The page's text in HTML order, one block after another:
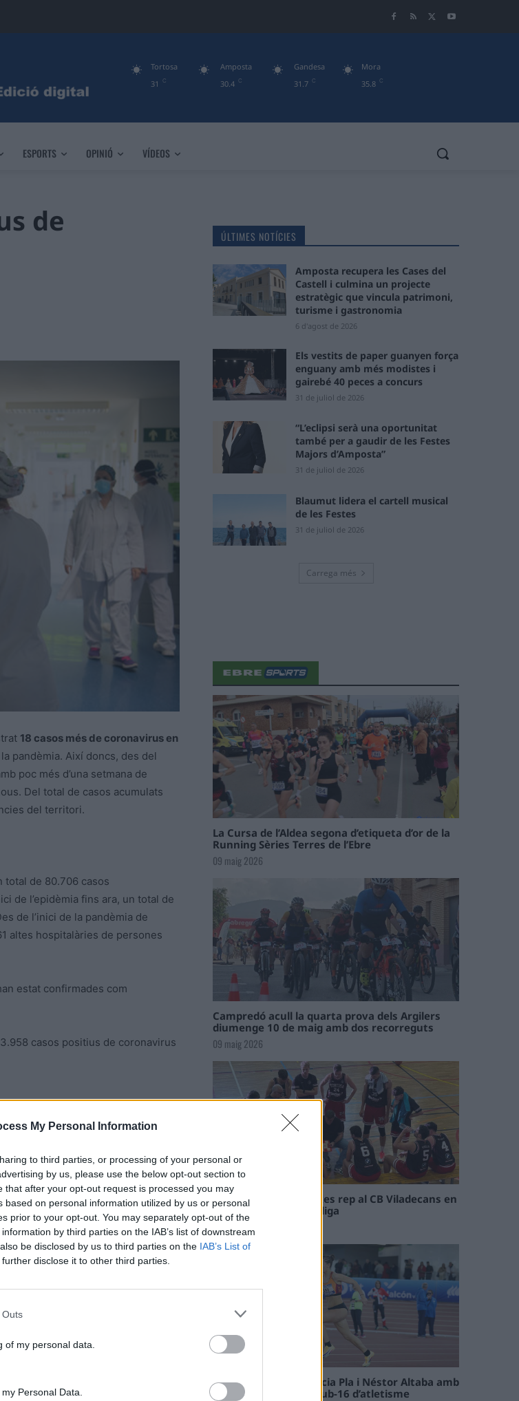
My Personal Information
to third parties, or processing of your personal or
by us, please use the below opt-out section to
that after your opt-out request is processed you may
based on personal information utilized by us or personal
prior to your opt-out. You may separately opt-out of the
by third parties on the IAB’s list of downstream
be disclosed by us to third parties on the IAB’s List of
disclose it to other third parties.
Outs
of my personal data.
Personal Data.
31 C
Tortosa
30.4 C
Amposta
31.7 C
Gandesa
35.8 C
Mora
ESPORTS OPINIÓ VÍDEOS
de
18 casos més de coronavirus en
pandèmia. Així doncs, des del
poc més d’una setmana de
Del total de casos acumulats
del territori.
total de 80.706 casos
de l’epidèmia fins ara, un total de
de l’inici de la pandèmia de
altes hospitalàries de persones
estat confirmades com
casos positius de coronavirus
diàriament els casos de
19 o com a sospitosos.
una residència i 800 al domicili.
ÚLTIMES NOTÍCIES
Amposta recupera les Cases del
Castell i culmina un projecte
estratègic que vincula patrimoni,
turisme i gastronomia
6 d'agost de 2026
Els vestits de paper guanyen força
enguany amb més modistes i
gairebé 40 peces a concurs
31 de juliol de 2026
“L’eclipsi serà una oportunitat
també per a gaudir de les Festes
Majors d’Amposta”
31 de juliol de 2026
Blaumut lidera el cartell musical
de les Festes
31 de juliol de 2026
Carrega més
La Cursa de l’Aldea segona d’etiqueta d’or de la
Running Sèries Terres de l’Ebre
09 maig 2026
Campredó acull la quarta prova dels Argilers
diumenge 10 de maig amb dos recorreguts
09 maig 2026
El Cantaires amb baixes rep al CB Viladecans en
el tram decisiu de la lliga
09 maig 2026
Paula Sintorres, Patrícia Pla i Néstor Altaba amb
la selecció catalana sub-16 d’atletisme